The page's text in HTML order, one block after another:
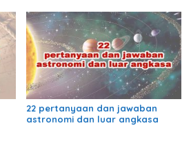
22 pertanyaan dan jawaban
astronomi dan luar angkasa